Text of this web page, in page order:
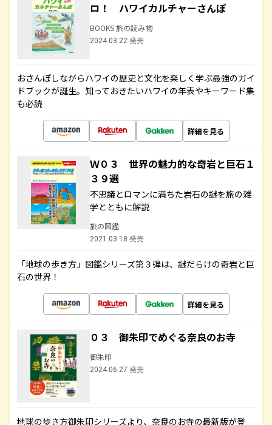
ロ！ ハワイカルチャーさんぽ
BOOKS 旅の読み物
2024.03.22 発売
おさんぽしながらハワイの歴史と文化を楽しく学ぶ最強のガイ
ドブックが誕生。知っておきたいハワイの年表やキーワード集
も必読
詳細を見る
Ｗ０３ 世界の魅力的な奇岩と巨石１
３９選
不思議とロマンに満ちた岩石の謎を旅の雑
学とともに解説
旅の図鑑
2021.03.18 発売
「地球の歩き方」図鑑シリーズ第３弾は、謎だらけの奇岩と巨
石の世界！
詳細を見る
０３ 御朱印でめぐる奈良のお寺
御朱印
2024.06.27 発売
地球の歩き方御朱印シリーズより、奈良のお寺の最新版が登